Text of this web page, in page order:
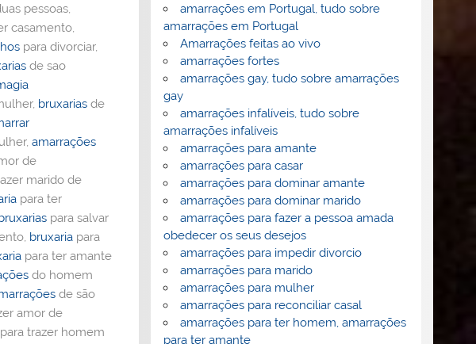
pessoas,
casamento,
para divorciar,
de sao
bruxarias de
amarrações
de
marido de
para ter
para salvar
bruxaria para
para ter amante
do homem
de são
amor de
para trazer homem
amarrações em Portugal, tudo sobre
amarrações em Portugal
Amarrações feitas ao vivo
amarrações fortes
amarrações gay, tudo sobre amarrações
gay
amarrações infalíveis, tudo sobre
amarrações infalíveis
amarrações para amante
amarrações para casar
amarrações para dominar amante
amarrações para dominar marido
amarrações para fazer a pessoa amada
obedecer os seus desejos
amarrações para impedir divorcio
amarrações para marido
amarrações para mulher
amarrações para reconciliar casal
amarrações para ter homem, amarrações
para ter amante